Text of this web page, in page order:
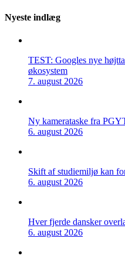
Nyeste indlæg
TEST: Googles nye
økosystem
7. august 2026
Ny kamerataske fra
6. august 2026
Skift af studiemiljø kan
6. august 2026
Hver fjerde dansker
6. august 2026